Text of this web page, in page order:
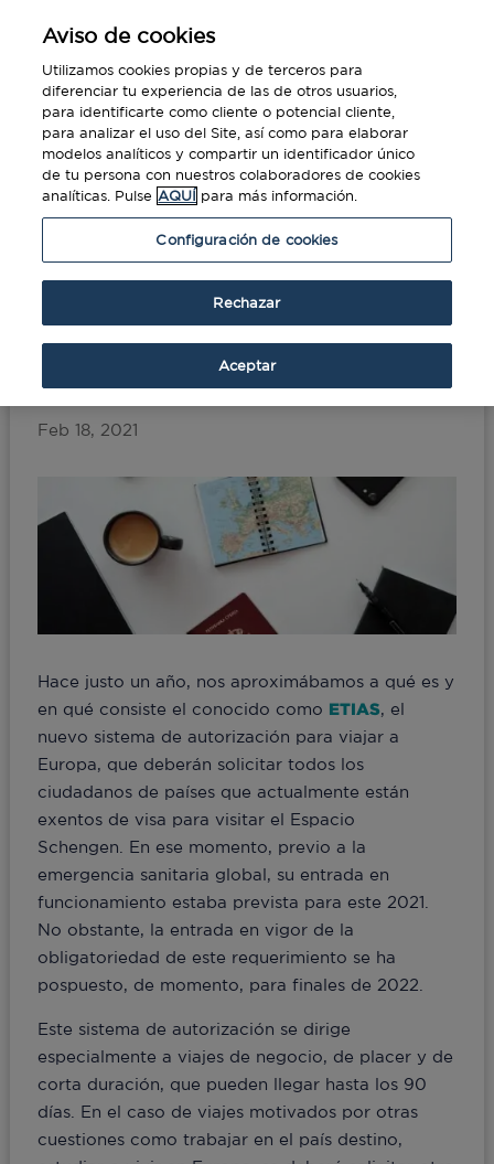
Portada»ETIAS, nuevo sistema de
autorización para viajar a Europa pospuesto
ETIAS, nuevo sistema de
autorización para viajar a
Europa pospuesto
Feb 18, 2021
Hace justo un año, nos aproximábamos a qué es y
en qué consiste el conocido como ETIAS, el
nuevo sistema de autorización para viajar a
Europa, que deberán solicitar todos los
ciudadanos de países que actualmente están
exentos de visa para visitar el Espacio
Schengen. En ese momento, previo a la
emergencia sanitaria global, su entrada en
funcionamiento estaba prevista para este 2021.
No obstante, la entrada en vigor de la
obligatoriedad de este requerimiento se ha
pospuesto, de momento, para finales de 2022.
Este sistema de autorización se dirige
especialmente a viajes de negocio, de placer y de
corta duración, que pueden llegar hasta los 90
días. En el caso de viajes motivados por otras
cuestiones como trabajar en el país destino,
Aviso de cookies
Utilizamos cookies propias y de terceros para
diferenciar tu experiencia de las de otros usuarios,
para identificarte como cliente o potencial cliente,
para analizar el uso del Site, así como para elaborar
modelos analíticos y compartir un identificador único
de tu persona con nuestros colaboradores de cookies
analíticas. Pulse AQUÍ para más información.
Configuración de cookies
Rechazar
Aceptar